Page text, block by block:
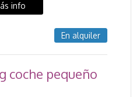
info
En alquiler
coche pequeño